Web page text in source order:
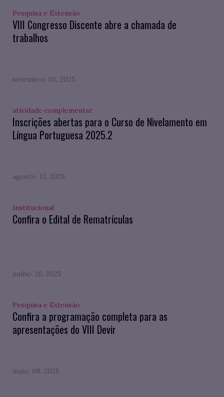
Pesquisa e Extensão
VIII Congresso Discente abre a chamada de
trabalhos
setembro. 02, 2025
atividade complementar
Inscrições abertas para o Curso de Nivelamento em
Língua Portuguesa 2025.2
agosto. 13, 2025
Institucional
Confira o Edital de Rematrículas
junho. 26, 2025
Pesquisa e Extensão
Confira a programação completa para as
apresentações do VIII Devir
maio. 08, 2025